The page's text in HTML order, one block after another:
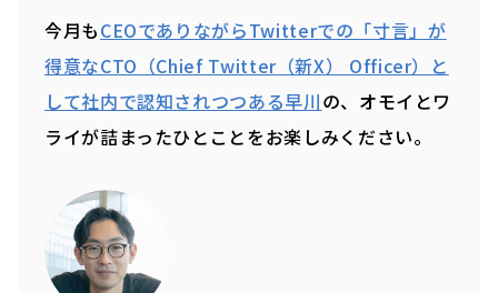
今月もCEOでありながらTwitterでの「寸言」が
得意なCTO（Chief Twitter（新X） Officer）と
して社内で認知されつつある早川の、オモイとワ
ライが詰まったひとことをお楽しみください。